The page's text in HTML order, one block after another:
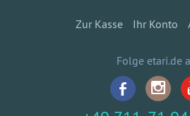
Zur Kasse Ihr Konto
Folge etari.de